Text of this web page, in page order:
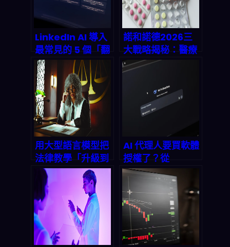
LinkedIn AI 導入
最常見的 5 個「翻
車點」：HITL、模
型漂移、資料血
統、KPI 與合規怎
麼一次補齊
諾和諾德2026三
大戰略揭秘：醫療
保險覆蓋、遠程醫
療合作與150億股
票回購如何重塑
GLP-1藥物市場
用大型語言模型把
法律教學「升級到
可執行」：UF 法
學院 AI 助手試點
後，2026 律師培
養流程會怎麼變？
AI 代理人要買軟體
授權了？從
「Per-User →
Per-Agent」看
2026 企業部署與
合規新戰場